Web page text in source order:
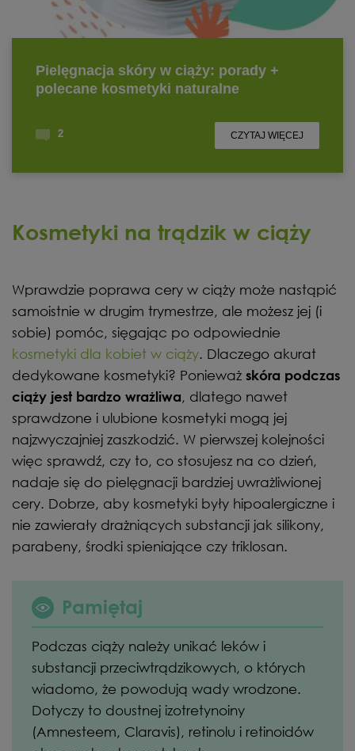
Kosmetyki na trądzik w ciąży
Wprawdzie poprawa cery w ciąży może nastąpić
samoistnie w drugim trymestrze, ale możesz jej (i
sobie) pomóc, sięgając po odpowiednie
kosmetyki dla kobiet w ciąży. Dlaczego akurat
dedykowane kosmetyki? Ponieważ skóra podczas
ciąży jest bardzo wrażliwa, dlatego nawet
sprawdzone i ulubione kosmetyki mogą jej
najzwyczajniej zaszkodzić. W pierwszej kolejności
więc sprawdź, czy to, co stosujesz na co dzień,
nadaje się do pielęgnacji bardziej uwrażliwionej
cery. Dobrze, aby kosmetyki były hipoalergiczne i
nie zawierały drażniących substancji jak silikony,
parabeny, środki spieniające czy triklosan.
Pamiętaj
Podczas ciąży należy unikać leków i
substancji przeciwtrądzikowych, o których
wiadomo, że powodują wady wrodzone.
Dotyczy to doustnej izotretynoiny
(Amnesteem, Claravis), retinolu i retinoidów